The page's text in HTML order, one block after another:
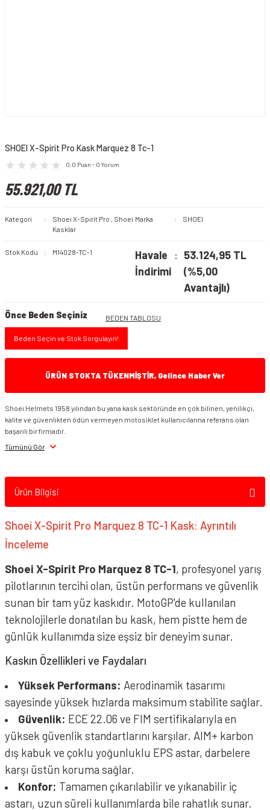
SHOEI X-Spirit Pro Kask Marquez 8 Tc-1
0.0 Puan - 0 Yorum
55.921,00 TL
Kategori Shoei X-Spirit Pro , Shoei
Kasklar
Marka SHOEI
Stok Kodu M14028-TC-1
Havale
İndirimi
53.124,95 TL
(%5,00
Avantajlı)
Önce Beden Seçiniz BEDEN TABLOSU
Beden Seçin ve Stok Sorgulayın!
ÜRÜN STOKTA TÜKENMİŞTİR, Gelince Haber Ver
Shoei Helmets 1958 yılından bu yana kask sektöründe en çok bilinen, yenilikçi,
kalite ve güvenlikten ödün vermeyen motosiklet kullanıcılarına referans olan
başarılı bir firmadır.
Tümünü Gör
Ürün Bilgisi
Shoei X-Spirit Pro Marquez 8 TC-1 Kask: Ayrıntılı
İnceleme
Shoei X-Spirit Pro Marquez 8 TC-1, profesyonel yarış
pilotlarının tercihi olan, üstün performans ve güvenlik
sunan bir tam yüz kaskıdır. MotoGP'de kullanılan
teknolojilerle donatılan bu kask, hem pistte hem de
günlük kullanımda size eşsiz bir deneyim sunar.
Kaskın Özellikleri ve Faydaları
Yüksek Performans: Aerodinamik tasarımı
sayesinde yüksek hızlarda maksimum stabilite sağlar.
Güvenlik: ECE 22.06 ve FIM sertifikalarıyla en
yüksek güvenlik standartlarını karşılar. AIM+ karbon
dış kabuk ve çoklu yoğunluklu EPS astar, darbelere
karşı üstün koruma sağlar.
Konfor: Tamamen çıkarılabilir ve yıkanabilir iç
astarı, uzun süreli kullanımlarda bile rahatlık sunar.